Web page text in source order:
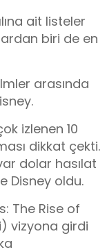
ait listeler
biri de en
arasında
izlenen 10
dikkat çekti.
dolar hasılat
Disney oldu.
The Rise of
) vizyona girdi